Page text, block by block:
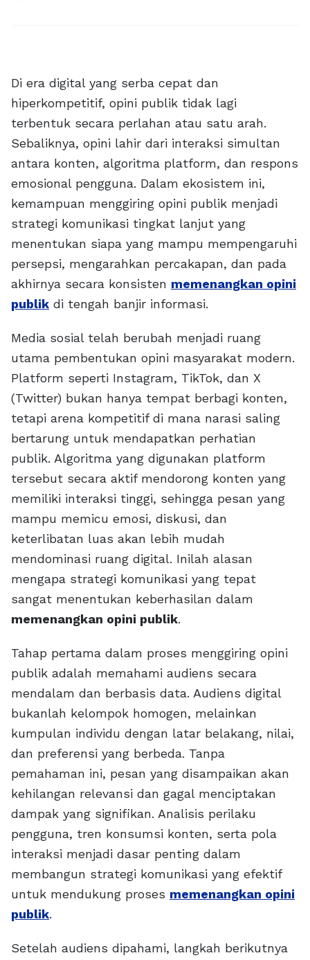
Di era digital yang serba cepat dan
hiperkompetitif, opini publik tidak lagi
terbentuk secara perlahan atau satu arah.
Sebaliknya, opini lahir dari interaksi simultan
antara konten, algoritma platform, dan respons
emosional pengguna. Dalam ekosistem ini,
kemampuan menggiring opini publik menjadi
strategi komunikasi tingkat lanjut yang
menentukan siapa yang mampu mempengaruhi
persepsi, mengarahkan percakapan, dan pada
akhirnya secara konsisten memenangkan opini
publik di tengah banjir informasi.
Media sosial telah berubah menjadi ruang
utama pembentukan opini masyarakat modern.
Platform seperti Instagram, TikTok, dan X
(Twitter) bukan hanya tempat berbagi konten,
tetapi arena kompetitif di mana narasi saling
bertarung untuk mendapatkan perhatian
publik. Algoritma yang digunakan platform
tersebut secara aktif mendorong konten yang
memiliki interaksi tinggi, sehingga pesan yang
mampu memicu emosi, diskusi, dan
keterlibatan luas akan lebih mudah
mendominasi ruang digital. Inilah alasan
mengapa strategi komunikasi yang tepat
sangat menentukan keberhasilan dalam
memenangkan opini publik.
Tahap pertama dalam proses menggiring opini
publik adalah memahami audiens secara
mendalam dan berbasis data. Audiens digital
bukanlah kelompok homogen, melainkan
kumpulan individu dengan latar belakang, nilai,
dan preferensi yang berbeda. Tanpa
pemahaman ini, pesan yang disampaikan akan
kehilangan relevansi dan gagal menciptakan
dampak yang signifikan. Analisis perilaku
pengguna, tren konsumsi konten, serta pola
interaksi menjadi dasar penting dalam
membangun strategi komunikasi yang efektif
untuk mendukung proses memenangkan opini
publik.
Setelah audiens dipahami, langkah berikutnya